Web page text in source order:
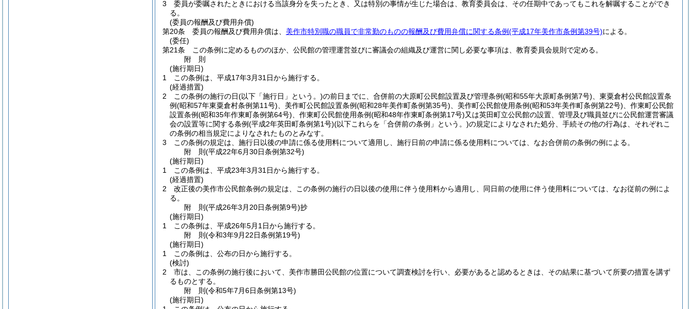
3
委員が委嘱されたときにおける当該身分を失ったとき、又は特別の事情が生じた場合は、教育委員会は、その任期中であってもこれを解嘱することができ
る。
(委員の報酬及び費用弁償)
第20条
委員の報酬及び費用弁償は、 美作市特別職の職員で非常勤のものの報酬及び費用弁償に関する条例(平成17年美作市条例第39号)による。
(委任)
第21条
この条例に定めるもののほか、公民館の管理運営並びに審議会の組織及び運営に関し必要な事項は、教育委員会規則で定める。
附 則
(施行期日)
1
この条例は、平成17年3月31日から施行する。
(経過措置)
2
この条例の施行の日(以下「施行日」という。)の前日までに、合併前の大原町公民館設置及び管理条例(昭和55年大原町条例第7号) 、東粟倉村公民館設置条
例(昭和57年東粟倉村条例第11号) 、美作町公民館設置条例(昭和28年美作町条例第35号) 、美作町公民館使用条例(昭和53年美作町条例第22号) 、作東町公民館
設置条例(昭和35年作東町条例第64号) 、作東町公民館使用条例(昭和48年作東町条例第17号)又は英田町立公民館の設置、管理及び職員並びに公民館運営審議
会の設置等に関する条例(平成2年英田町条例第1号)(以下これらを「合併前の条例」という。)の規定によりなされた処分、手続その他の行為は、それぞれこ
の条例の相当規定によりなされたものとみなす。
3
この条例の規定は、施行日以後の申請に係る使用料について適用し、施行日前の申請に係る使用料については、なお合併前の条例の例による。
附 則(平成22年6月30日条例第32号)
(施行期日)
1
この条例は、平成23年3月31日から施行する。
(経過措置)
2
改正後の美作市公民館条例の規定は、この条例の施行の日以後の使用に伴う使用料から適用し、同日前の使用に伴う使用料については、なお従前の例によ
る。
附 則(平成26年3月20日条例第9号)抄
(施行期日)
1
この条例は、平成26年5月1日から施行する。
附 則(令和3年9月22日条例第19号)
(施行期日)
1
この条例は、公布の日から施行する。
(検討)
2
市は、この条例の施行後において、美作市勝田公民館の位置について調査検討を行い、必要があると認めるときは、その結果に基づいて所要の措置を講ず
るものとする。
附 則(令和5年7月6日条例第13号)
(施行期日)